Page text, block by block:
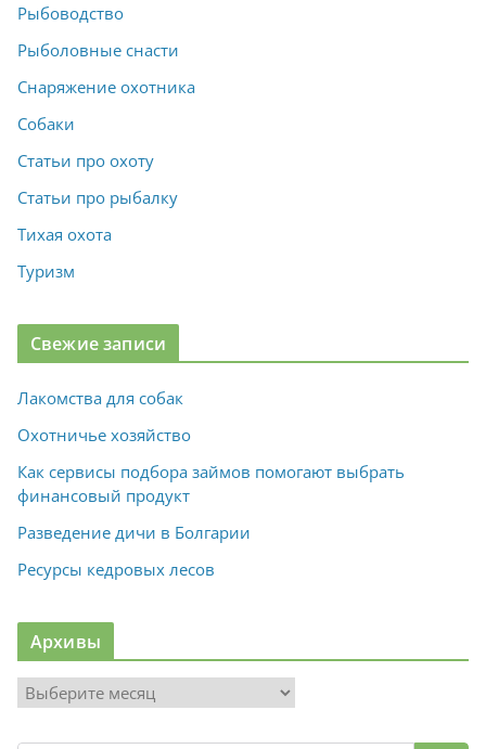
Рыбоводство
Рыболовные снасти
Снаряжение охотника
Собаки
Статьи про охоту
Статьи про рыбалку
Тихая охота
Туризм
Свежие записи
Лакомства для собак
Охотничье хозяйство
Как сервисы подбора займов помогают выбрать
финансовый продукт
Разведение дичи в Болгарии
Ресурсы кедровых лесов
Архивы
р
х